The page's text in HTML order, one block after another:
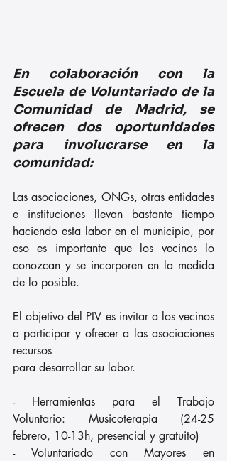
En colaboración con la
Escuela de Voluntariado de la
Comunidad de Madrid, se
ofrecen dos oportunidades
para involucrarse en la
comunidad:
Las asociaciones, ONGs, otras entidades
e instituciones llevan bastante tiempo
haciendo esta labor en el municipio, por
eso es importante que los vecinos lo
conozcan y se incorporen en la medida
de lo posible.
El objetivo del PIV es invitar a los vecinos
a participar y ofrecer a las asociaciones
recursos
para desarrollar su labor.
- Herramientas para el Trabajo
Voluntario: Musicoterapia (24-25
febrero, 10-13h, presencial y gratuito)
- Voluntariado con Mayores en